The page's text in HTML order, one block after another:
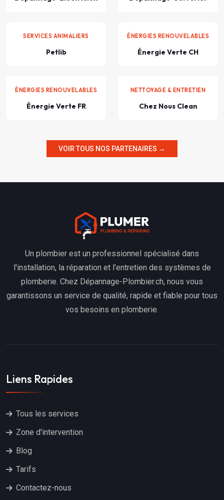
SERVICES ANIMALIERS
Petlib
ÉNERGIES RENOUVELABLES
Énergie Verte CH
ÉNERGIES RENOUVELABLES
Énergie Verte FR
NETTOYAGE & ENTRETIEN
Chez Nous Clean
VOIR TOUS NOS PARTENAIRES →
Un plombier est un professionnel spécialisé dans
l'installation, la réparation et l'entretien des systèmes de
plomberie. Chez Dépannage-Plombier.ch, nous vous
garantissons un service de qualité, rapide et fiable pour tous
vos besoins en plomberie.
Liens Rapides
Tous les services
Zone d'intervention
Blog
Tarifs
Contactez-nous